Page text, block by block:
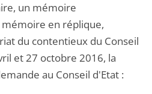
un mémoire
en réplique,
du contentieux du Conseil
et 27 octobre 2016, la
au Conseil d'Etat :